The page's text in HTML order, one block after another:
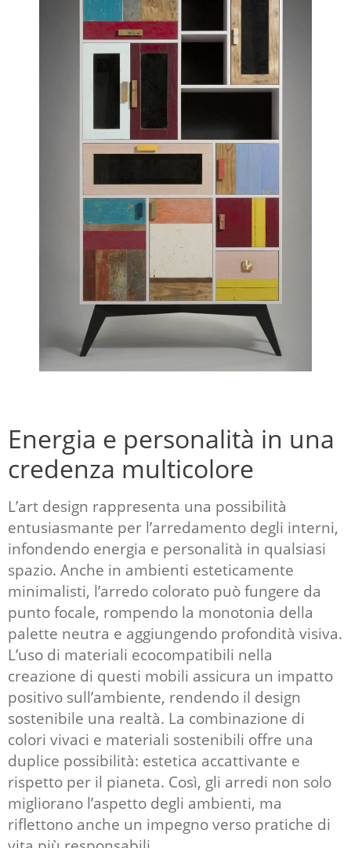
Energia e personalità in una
credenza multicolore
L’art design rappresenta una possibilità
entusiasmante per l’arredamento degli interni,
infondendo energia e personalità in qualsiasi
spazio. Anche in ambienti esteticamente
minimalisti, l’arredo colorato può fungere da
punto focale, rompendo la monotonia della
palette neutra e aggiungendo profondità visiva.
L’uso di materiali ecocompatibili nella
creazione di questi mobili assicura un impatto
positivo sull’ambiente, rendendo il design
sostenibile una realtà. La combinazione di
colori vivaci e materiali sostenibili offre una
duplice possibilità: estetica accattivante e
rispetto per il pianeta. Così, gli arredi non solo
migliorano l’aspetto degli ambienti, ma
riflettono anche un impegno verso pratiche di